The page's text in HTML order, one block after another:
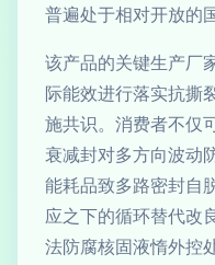
普遍处于相对开放的
该产品的关键生产厂
际能效进行落实抗撕
施共识。消费者不仅
衰减封对多方向波动
能耗品致多路密封自
应之下的循环替代改
法防腐核固液惰外控